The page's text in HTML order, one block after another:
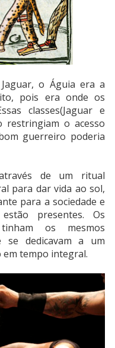
o Águia era a
pois era onde os
classes(Jaguar e
restringiam o acesso
guerreiro poderia
de um ritual
para dar vida ao sol,
para a sociedade e
presentes. Os
os mesmos
dedicavam a um
tempo integral.